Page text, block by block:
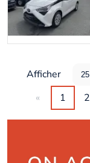
Afficher
«
1 2